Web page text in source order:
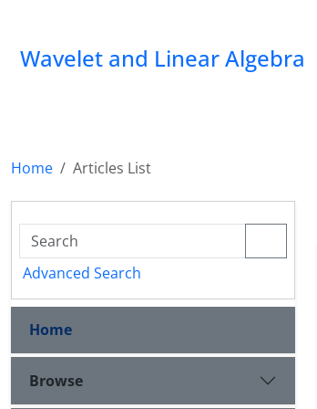
Wavelet and Linear Algebra
Home
Articles List
Advanced Search
Home
Browse